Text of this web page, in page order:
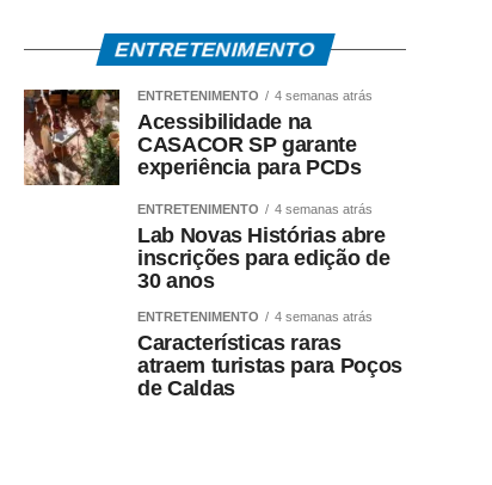
ENTRETENIMENTO
ENTRETENIMENTO 4 semanas atrás
Acessibilidade na
CASACOR SP garante
experiência para PCDs
ENTRETENIMENTO 4 semanas atrás
Lab Novas Histórias abre
inscrições para edição de
30 anos
ENTRETENIMENTO 4 semanas atrás
Características raras
atraem turistas para Poços
de Caldas